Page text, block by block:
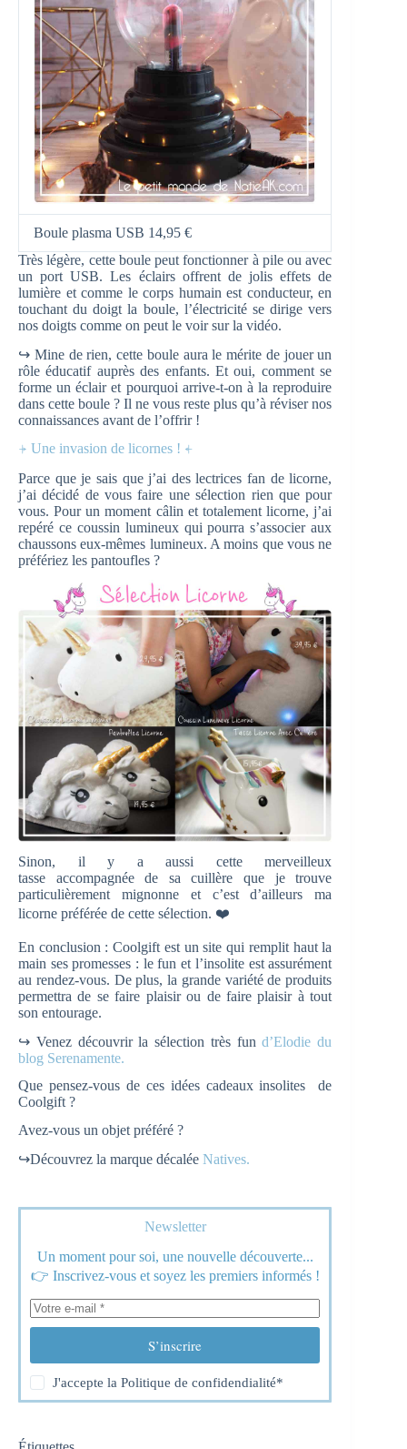
Boule plasma USB 14,95 €
Très légère, cette boule peut fonctionner à pile ou avec
un port USB. Les éclairs offrent de jolis effets de
lumière et comme le corps humain est conducteur, en
touchant du doigt la boule, l’électricité se dirige vers
nos doigts comme on peut le voir sur la vidéo.
↪ Mine de rien, cette boule aura le mérite de jouer un
rôle éducatif auprès des enfants. Et oui, comment se
forme un éclair et pourquoi arrive-t-on à la reproduire
dans cette boule ? Il ne vous reste plus qu’à réviser nos
connaissances avant de l’offrir !
⍆ Une invasion de licornes ! ⍅
Parce que je sais que j’ai des lectrices fan de licorne,
j’ai décidé de vous faire une sélection rien que pour
vous. Pour un moment câlin et totalement licorne, j’ai
repéré ce coussin lumineux qui pourra s’associer aux
chaussons eux-mêmes lumineux. A moins que vous ne
préfériez les pantoufles ?
Sinon, il y a aussi cette merveilleux
tasse accompagnée de sa cuillère que je trouve
particulièrement mignonne et c’est d’ailleurs ma
licorne préférée de cette sélection. ❤️
En conclusion : Coolgift est un site qui remplit haut la
main ses promesses : le fun et l’insolite est assurément
au rendez-vous. De plus, la grande variété de produits
permettra de se faire plaisir ou de faire plaisir à tout
son entourage.
↪ Venez découvrir la sélection très fund’Elodie du
blog Serenamente.
Que pensez-vous de ces idées cadeaux insolites de
Coolgift ?
Avez-vous un objet préféré ?
↪Découvrez la marque décalée Natives.
Newsletter
Un moment pour soi, une nouvelle découverte...
👉 Inscrivez-vous et soyez les premiers informés !
S’inscrire
J'accepte laPolitique de confidendialité*